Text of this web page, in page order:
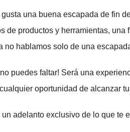
gusta una buena escapada de fin
de productos y herramientas,
hablamos solo de una
puedes faltar! Será una
oportunidad de alcanzar
un adelanto exclusivo de lo que te